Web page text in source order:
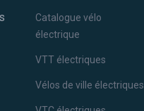
Catalogue vélo
électrique
VTT électriques
Vélos de ville électriques